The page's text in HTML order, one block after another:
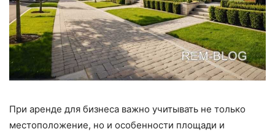
При аренде для бизнеса важно учитывать не только
местоположение, но и особенности площади и